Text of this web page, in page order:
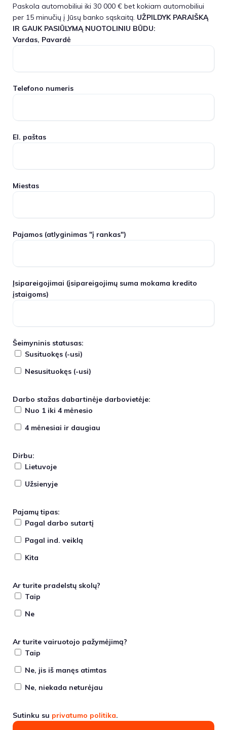
Paskola automobiliui iki 30 000 € bet kokiam automobiliui
per 15 minučių į Jūsų banko sąskaitą. UŽPILDYK PARAIŠKĄ
IR GAUK PASIŪLYMĄ NUOTOLINIU BŪDU:
Vardas, Pavardė
Telefono numeris
El. paštas
Miestas
Pajamos (atlyginimas "į rankas")
Įsipareigojimai (įsipareigojimų suma mokama kredito
įstaigoms)
Šeimyninis statusas:
Susituokęs (-usi)
Nesusituokęs (-usi)
Darbo stažas dabartinėje darbovietėje:
Nuo 1 iki 4 mėnesio
4 mėnesiai ir daugiau
Dirbu:
Lietuvoje
Užsienyje
Pajamų tipas:
Pagal darbo sutartį
Pagal ind. veiklą
Kita
Ar turite pradelstų skolų?
Taip
Ne
Ar turite vairuotojo pažymėjimą?
Taip
Ne, jis iš manęs atimtas
Ne, niekada neturėjau
Sutinku su privatumo politika.